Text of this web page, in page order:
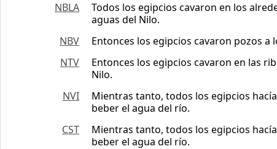
NBLA
Todos los egipcios cavaron en los
aguas del Nilo.
NBV
Entonces los egipcios cavaron pozos
NTV
Entonces los egipcios cavaron en las
Nilo.
NVI
Mientras tanto, todos los egipcios
beber el agua del río.
CST
Mientras tanto, todos los egipcios
beber el agua del río.